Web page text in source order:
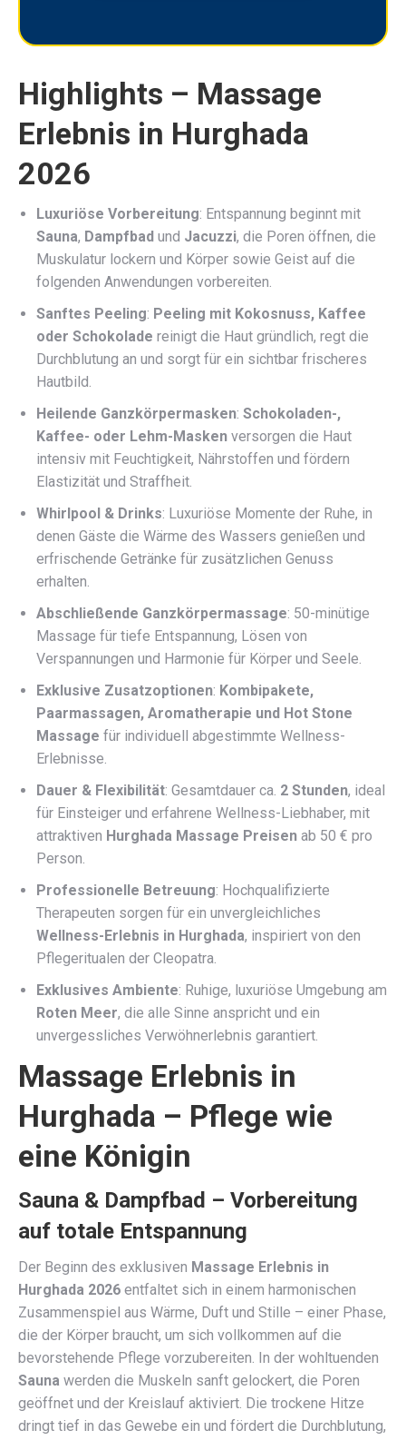
Highlights – Massage
Erlebnis in Hurghada
2026
Luxuriöse Vorbereitung: Entspannung beginnt mit
Sauna, Dampfbad und Jacuzzi, die Poren öffnen, die
Muskulatur lockern und Körper sowie Geist auf die
folgenden Anwendungen vorbereiten.
Sanftes Peeling: Peeling mit Kokosnuss, Kaffee
oder Schokolade reinigt die Haut gründlich, regt die
Durchblutung an und sorgt für ein sichtbar frischeres
Hautbild.
Heilende Ganzkörpermasken: Schokoladen-,
Kaffee- oder Lehm-Masken versorgen die Haut
intensiv mit Feuchtigkeit, Nährstoffen und fördern
Elastizität und Straffheit.
Whirlpool & Drinks: Luxuriöse Momente der Ruhe, in
denen Gäste die Wärme des Wassers genießen und
erfrischende Getränke für zusätzlichen Genuss
erhalten.
Abschließende Ganzkörpermassage: 50-minütige
Massage für tiefe Entspannung, Lösen von
Verspannungen und Harmonie für Körper und Seele.
Exklusive Zusatzoptionen: Kombipakete,
Paarmassagen, Aromatherapie und Hot Stone
Massage für individuell abgestimmte Wellness-
Erlebnisse.
Dauer & Flexibilität: Gesamtdauer ca. 2 Stunden, ideal
für Einsteiger und erfahrene Wellness-Liebhaber, mit
attraktiven Hurghada Massage Preisen ab 50 € pro
Person.
Professionelle Betreuung: Hochqualifizierte
Therapeuten sorgen für ein unvergleichliches
Wellness-Erlebnis in Hurghada, inspiriert von den
Pflegeritualen der Cleopatra.
Exklusives Ambiente: Ruhige, luxuriöse Umgebung am
Roten Meer, die alle Sinne anspricht und ein
unvergessliches Verwöhnerlebnis garantiert.
Massage Erlebnis in
Hurghada – Pflege wie
eine Königin
Sauna & Dampfbad – Vorbereitung
auf totale Entspannung
Der Beginn des exklusiven Massage Erlebnis in
Hurghada 2026 entfaltet sich in einem harmonischen
Zusammenspiel aus Wärme, Duft und Stille – einer Phase,
die der Körper braucht, um sich vollkommen auf die
bevorstehende Pflege vorzubereiten. In der wohltuenden
Sauna werden die Muskeln sanft gelockert, die Poren
geöffnet und der Kreislauf aktiviert. Die trockene Hitze
dringt tief in das Gewebe ein und fördert die Durchblutung,